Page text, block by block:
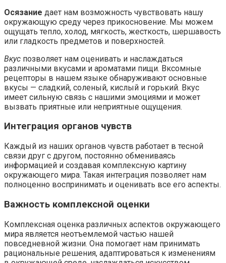
Осязание дает нам возможность чувствовать нашу
окружающую среду через прикосновение. Мы можем
ощущать тепло, холод, мягкость, жесткость, шершавость
или гладкость предметов и поверхностей.
Вкус позволяет нам оценивать и наслаждаться
различными вкусами и ароматами пищи. Вксомные
рецепторы в нашем языке обнаруживают основные
вкусы — сладкий, соленый, кислый и горький. Вкус
имеет сильную связь с нашими эмоциями и может
вызвать приятные или неприятные ощущения.
Интеграция органов чувств
Каждый из наших органов чувств работает в тесной
связи друг с другом, постоянно обмениваясь
информацией и создавая комплексную картину
окружающего мира. Такая интеграция позволяет нам
полноценно воспринимать и оценивать все его аспекты.
Важность комплексной оценки
Комплексная оценка различных аспектов окружающего
мира является неотъемлемой частью нашей
повседневной жизни. Она помогает нам принимать
рациональные решения, адаптироваться к изменениям